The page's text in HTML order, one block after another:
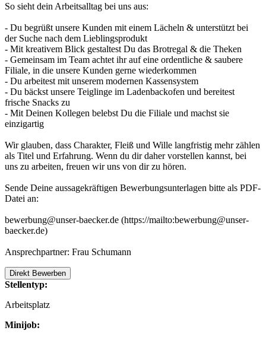
So sieht dein Arbeitsalltag bei uns aus:
- Du begrüßt unsere Kunden mit einem Lächeln & unterstützt bei
der Suche nach dem Lieblingsprodukt
- Mit kreativem Blick gestaltest Du das Brotregal & die Theken
- Gemeinsam im Team achtet ihr auf eine ordentliche & saubere
Filiale, in die unsere Kunden gerne wiederkommen
- Du arbeitest mit unserem modernen Kassensystem
- Du bäckst unsere Teiglinge im Ladenbackofen und bereitest
frische Snacks zu
- Mit Deinen Kollegen belebst Du die Filiale und machst sie
einzigartig
Wir glauben, dass Charakter, Fleiß und Wille langfristig mehr zählen
als Titel und Erfahrung. Wenn du dir daher vorstellen kannst, bei
uns zu arbeiten, freuen wir uns von dir zu hören.
Sende Deine aussagekräftigen Bewerbungsunterlagen bitte als PDF-
Datei an:
bewerbung@unser-baecker.de (https://mailto:bewerbung@unser-
baecker.de)
Ansprechpartner: Frau Schumann
Direkt Bewerben
Stellentyp:
Arbeitsplatz
Minijob: